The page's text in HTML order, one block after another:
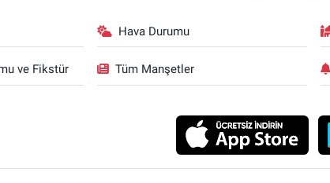
Hava Durumu
ve Fikstür Tüm Manşetler